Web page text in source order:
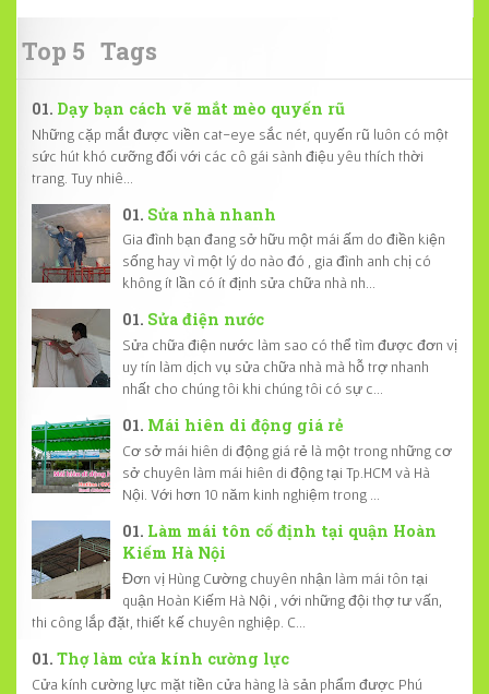
Top 5 Tags
Dạy bạn cách vẽ mắt mèo quyến rũ
Những cặp mắt được viền cat-eye sắc nét, quyến rũ luôn có một
sức hút khó cưỡng đối với các cô gái sành điệu yêu thích thời
trang. Tuy nhiê...
Sửa nhà nhanh
Gia đình bạn đang sở hữu một mái ấm do điền kiện
sống hay vì một lý do nào đó , gia đình anh chị có
không ít lần có ít định sửa chữa nhà nh...
Sửa điện nước
Sửa chữa điện nước làm sao có thể tìm được đơn vị
uy tín làm dịch vụ sửa chữa nhà mà hỗ trợ nhanh
nhất cho chúng tôi khi chúng tôi có sự c...
Mái hiên di động giá rẻ
Cơ sở mái hiên di động giá rẻ là một trong những cơ
sở chuyên làm mái hiên di động tại Tp.HCM và Hà
Nội. Với hơn 10 năm kinh nghiệm trong ...
Làm mái tôn cố định tại quận Hoàn
Kiếm Hà Nội
Đơn vị Hùng Cường chuyên nhận làm mái tôn tại
quận Hoàn Kiếm Hà Nội , với những đội thợ tư vấn,
thi công lắp đặt, thiết kế chuyên nghiệp. C...
Thợ làm cửa kính cường lực
Cửa kính cường lực mặt tiền cửa hàng là sản phẩm được Phú